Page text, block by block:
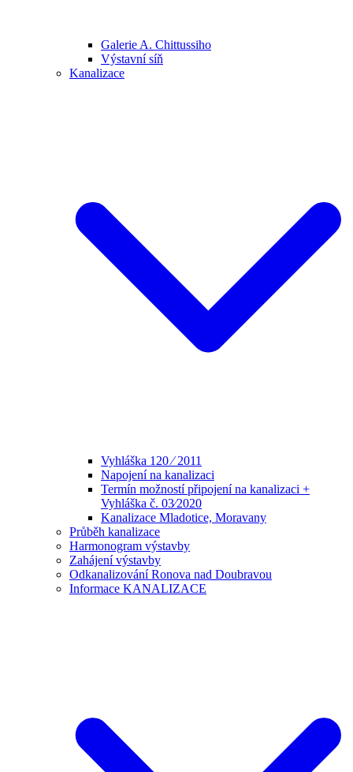
Galerie A. Chittussiho
Výstavní síň
Kanalizace
Vyhláška 120 ⁄ 2011
Napojení na kanalizaci
Termín možností připojení na kanalizaci +
Vyhláška č. 03⁄2020
Kanalizace Mladotice, Moravany
Průběh kanalizace
Harmonogram výstavby
Zahájení výstavby
Odkanalizování Ronova nad Doubravou
Informace KANALIZACE